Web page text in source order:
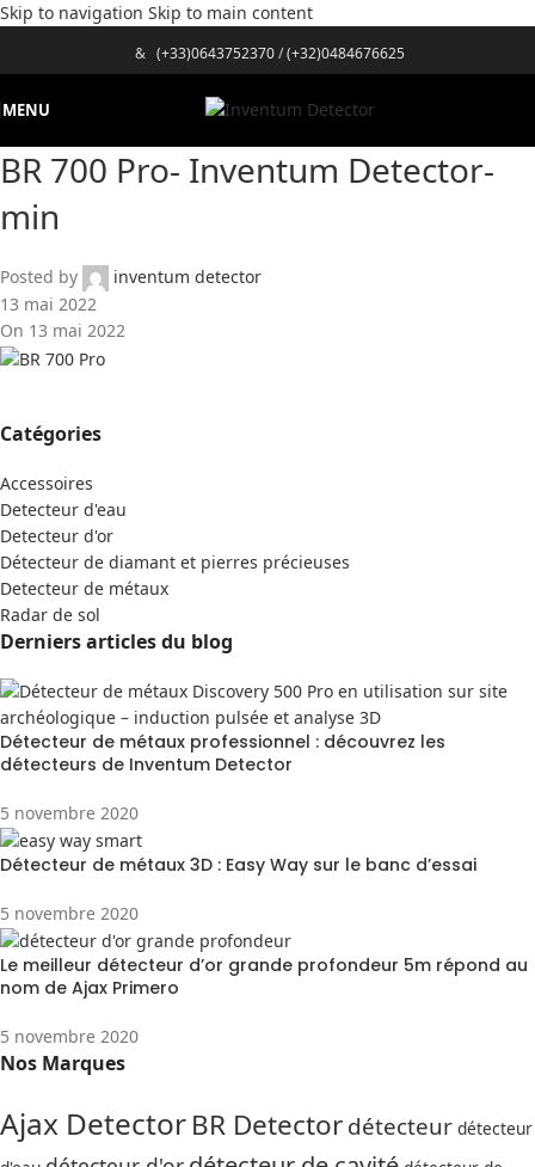
Skip to navigation Skip to main content
& (+33)0643752370/(+32)0484676625
MENU
BR 700 Pro- Inventum Detector-
min
Posted by
inventum detector
13 mai 2022
On 13 mai 2022
Catégories
Accessoires
Detecteur d'eau
Detecteur d'or
Détecteur de diamant et pierres précieuses
Detecteur de métaux
Radar de sol
Derniers articles du blog
Détecteur de métaux professionnel : découvrez les
détecteurs de Inventum Detector
5 novembre 2020
Détecteur de métaux 3D : Easy Way sur le banc d’essai
5 novembre 2020
Le meilleur détecteur d’or grande profondeur 5m répond au
nom de Ajax Primero
5 novembre 2020
Nos Marques
Ajax DetectorBR Detectordétecteur détecteur